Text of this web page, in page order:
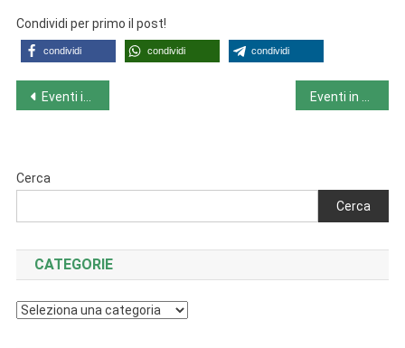
Condividi per primo il post!
condividi condividi condividi
Navigazione
Eventi in Calabria da lunedì 21/4 a domenica 27/4
Cerca
Cerca
CATEGORIE
Categorie